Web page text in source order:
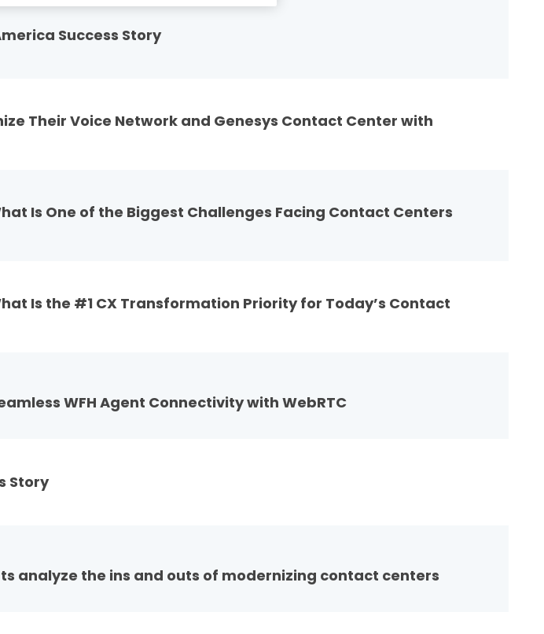
Success Story
Their Voice Network and Genesys Contact Center with
Is One of the Biggest Challenges Facing Contact Centers
Is the #1 CX Transformation Priority for Today’s Contact
WFH Agent Connectivity with WebRTC
Story
analyze the ins and outs of modernizing contact centers